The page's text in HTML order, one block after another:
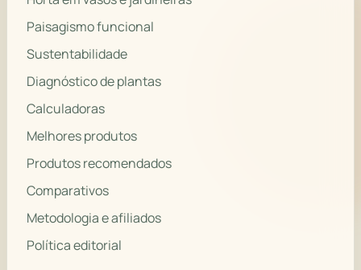
Paisagismo funcional
Sustentabilidade
Diagnóstico de plantas
Calculadoras
Melhores produtos
Produtos recomendados
Comparativos
Metodologia e afiliados
Política editorial